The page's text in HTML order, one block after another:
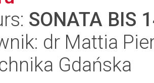
SONATA BIS
dr Mattia
Gdańska